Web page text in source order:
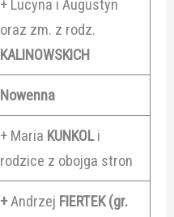
+ Lucyna i Augustyn
oraz zm. z rodz.
KALINOWSKICH
Nowenna
+ Maria KUNKOLi
rodzice z obojga stron
+Andrzej FIERTEK (gr.